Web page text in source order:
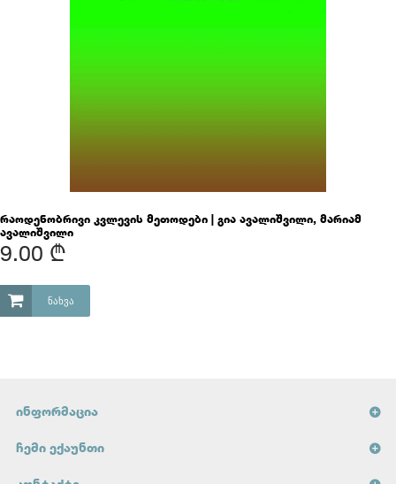
რაოდენობრივი კვლევის მეთოდები | გია ავალიშვილი, მარიამ
ავალიშვილი
9.00 ₾
ᲜᲐᲮᲕᲐ
ᲘᲜᲤᲝᲠᲛᲐᲪᲘᲐ
ᲩᲔᲛᲘ ᲔᲥᲐᲣᲜᲗᲘ